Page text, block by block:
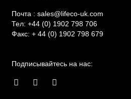
Почта :sales@lifeco-uk.com
Тел: +44 (0) 1902 798 706
Факс:+ 44 (0) 1902 798 679
Подписывайтесь на нас:
F И L